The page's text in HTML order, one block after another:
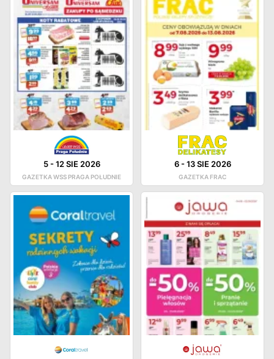
5-12 SIE 2026
GAZETKA WSS PRAGA POŁUDNIE
6-13 SIE 2026
GAZETKA FRAC